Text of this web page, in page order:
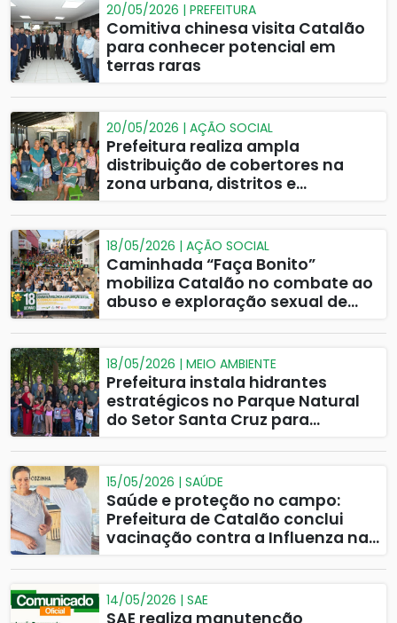
20/05/2026 | PREFEITURA
Comitiva chinesa visita Catalão
para conhecer potencial em
terras raras
20/05/2026 | AÇÃO SOCIAL
Prefeitura realiza ampla
distribuição de cobertores na
zona urbana, distritos e
18/05/2026 | AÇÃO SOCIAL
Caminhada “Faça Bonito”
mobiliza Catalão no combate ao
abuso e exploração sexual de
18/05/2026 | MEIO AMBIENTE
Prefeitura instala hidrantes
estratégicos no Parque Natural
do Setor Santa Cruz para
15/05/2026 | SAÚDE
Saúde e proteção no campo:
Prefeitura de Catalão conclui
vacinação contra a Influenza na
14/05/2026 | SAE
SAE realiza manutenção